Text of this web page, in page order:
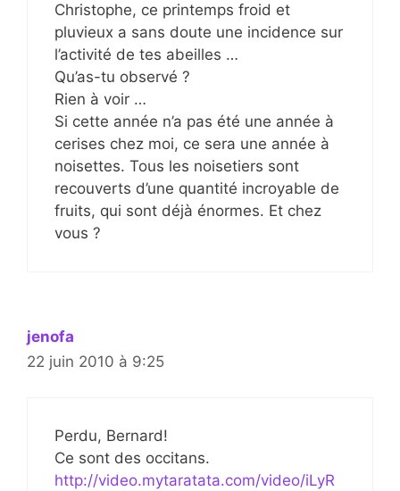
Christophe, ce printemps froid et
pluvieux a sans doute une incidence sur
l’activité de tes abeilles …
Qu’as-tu observé ?
Rien à voir …
Si cette année n’a pas été une année à
cerises chez moi, ce sera une année à
noisettes. Tous les noisetiers sont
recouverts d’une quantité incroyable de
fruits, qui sont déjà énormes. Et chez
vous ?
jenofa
22 juin 2010 à 9:25
Perdu, Bernard!
Ce sont des occitans.
http://video.mytaratata.com/video/iLyR